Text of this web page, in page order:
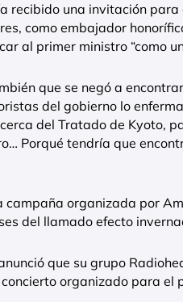
recibido una invitación
como embajador
al primer ministro “como
que se negó a
del gobierno lo
del Tratado de Kyoto,
Porqué tendría que
campaña organizada por
del llamado efecto
que su grupo
organizado para el